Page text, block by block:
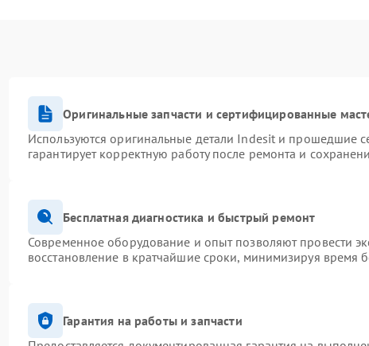
Оригинальные запчасти и сертифицированные
Используются оригинальные детали Indesit и прошедшие
гарантирует корректную работу после ремонта и
Бесплатная диагностика и быстрый ремонт
Современное оборудование и опыт позволяют провести
восстановление в кратчайшие сроки, минимизируя время
Гарантия на работы и запчасти